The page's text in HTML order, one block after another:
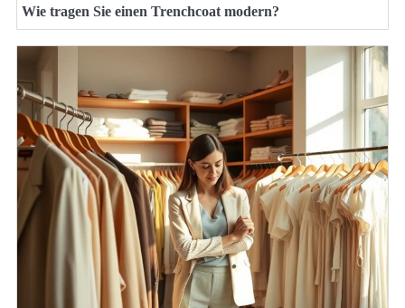
Wie tragen Sie einen Trenchcoat modern?